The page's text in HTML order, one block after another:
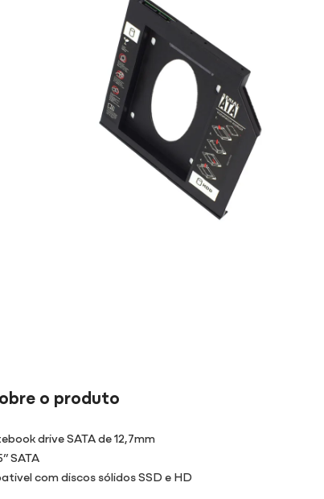
o produto
drive SATA de 12,7mm
SATA
com discos sólidos SSD e HD